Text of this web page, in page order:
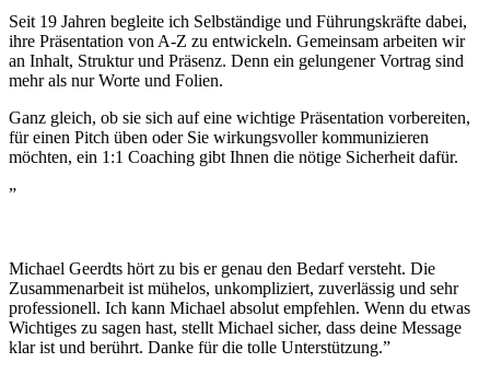
Seit 19 Jahren begleite ich Selbständige und Führungskräfte dabei,
ihre Präsentation von A-Z zu entwickeln. Gemeinsam arbeiten wir
an Inhalt, Struktur und Präsenz. Denn ein gelungener Vortrag sind
mehr als nur Worte und Folien.
Ganz gleich, ob sie sich auf eine wichtige Präsentation vorbereiten,
für einen Pitch üben oder Sie wirkungsvoller kommunizieren
möchten, ein 1:1 Coaching gibt Ihnen die nötige Sicherheit dafür.
”
Michael Geerdts hört zu bis er genau den Bedarf versteht. Die
Zusammenarbeit ist mühelos, unkompliziert, zuverlässig und sehr
professionell. Ich kann Michael absolut empfehlen. Wenn du etwas
Wichtiges zu sagen hast, stellt Michael sicher, dass deine Message
klar ist und berührt. Danke für die tolle Unterstützung.”